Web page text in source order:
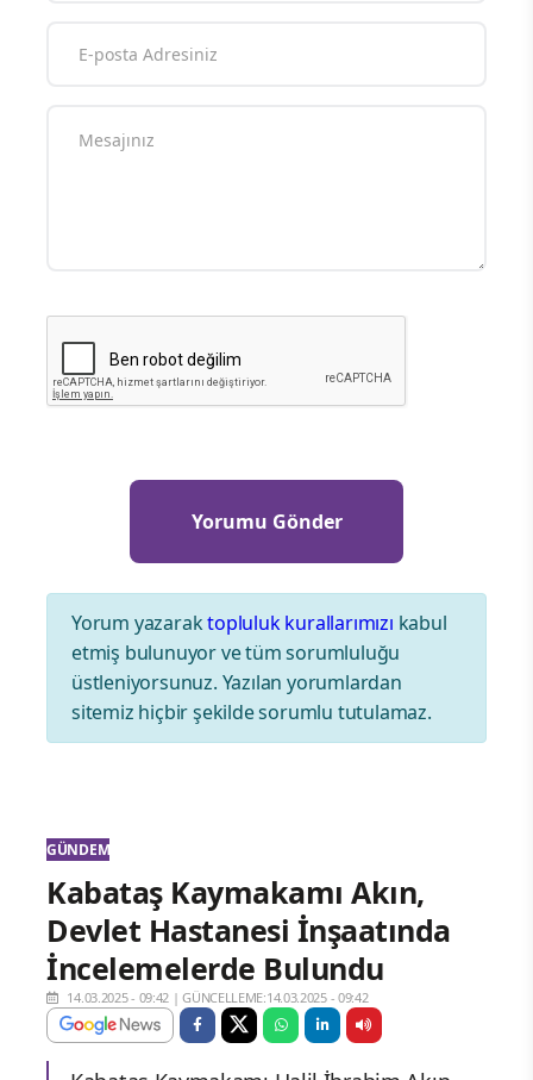
Yorum yazaraktopluluk kurallarımızı kabul
etmiş bulunuyor ve tüm sorumluluğu
üstleniyorsunuz. Yazılan yorumlardan
sitemiz hiçbir şekilde sorumlu tutulamaz.
GÜNDEM
Kabataş Kaymakamı Akın,
Devlet Hastanesi İnşaatında
İncelemelerde Bulundu
14.03.2025 - 09:42 |GÜNCELLEME:14.03.2025 - 09:42